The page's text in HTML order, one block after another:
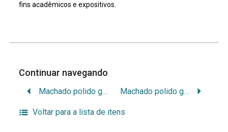
fins acadêmicos e expositivos.
Continuar navegando
Machado polido guarani Machado polido guarani
Voltar para a lista de itens